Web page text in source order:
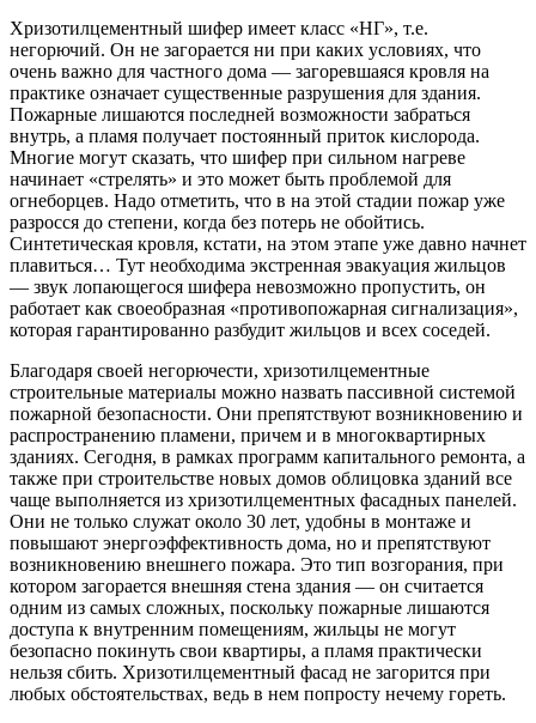
Хризотилцементный шифер имеет класс «НГ», т.е.
негорючий. Он не загорается ни при каких условиях, что
очень важно для частного дома — загоревшаяся кровля на
практике означает существенные разрушения для здания.
Пожарные лишаются последней возможности забраться
внутрь, а пламя получает постоянный приток кислорода.
Многие могут сказать, что шифер при сильном нагреве
начинает «стрелять» и это может быть проблемой для
огнеборцев. Надо отметить, что в на этой стадии пожар уже
разросся до степени, когда без потерь не обойтись.
Синтетическая кровля, кстати, на этом этапе уже давно начнет
плавиться… Тут необходима экстренная эвакуация жильцов
— звук лопающегося шифера невозможно пропустить, он
работает как своеобразная «противопожарная сигнализация»,
которая гарантированно разбудит жильцов и всех соседей.
Благодаря своей негорючести, хризотилцементные
строительные материалы можно назвать пассивной системой
пожарной безопасности. Они препятствуют возникновению и
распространению пламени, причем и в многоквартирных
зданиях. Сегодня, в рамках программ капитального ремонта, а
также при строительстве новых домов облицовка зданий все
чаще выполняется из хризотилцементных фасадных панелей.
Они не только служат около 30 лет, удобны в монтаже и
повышают энергоэффективность дома, но и препятствуют
возникновению внешнего пожара. Это тип возгорания, при
котором загорается внешняя стена здания — он считается
одним из самых сложных, поскольку пожарные лишаются
доступа к внутренним помещениям, жильцы не могут
безопасно покинуть свои квартиры, а пламя практически
нельзя сбить. Хризотилцементный фасад не загорится при
любых обстоятельствах, ведь в нем попросту нечему гореть.